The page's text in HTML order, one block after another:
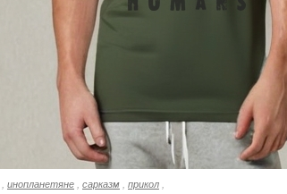
инопланетяне сарказм прикол